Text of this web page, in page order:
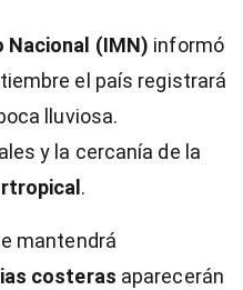
(IMN) informó
el país registrará
lluviosa.
y la cercanía de la
.
mantendrá
costeras aparecerán